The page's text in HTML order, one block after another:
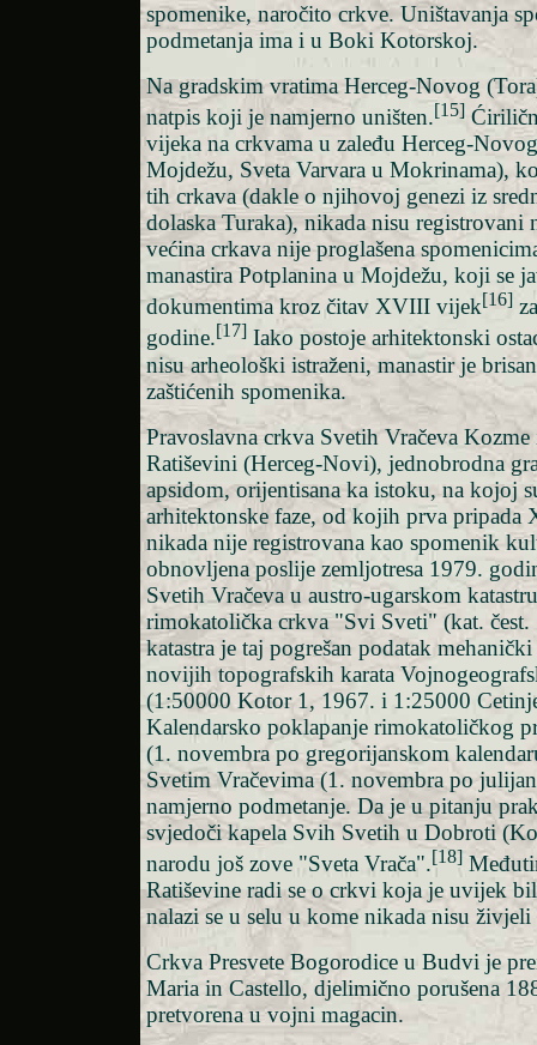
spomenike, naročito crkve. Uništavanja
podmetanja ima i u Boki Kotorskoj.
Na gradskim vratima Herceg-Novog
natpis koji je namjerno uništen.[15]
vijeka na crkvama u zaleđu Herceg-
Mojdežu, Sveta Varvara u Mokrinama),
tih crkava (dakle o njihovoj genezi iz
dolaska Turaka), nikada nisu registrovani
većina crkava nije proglašena
manastira Potplanina u Mojdežu, koji se
dokumentima kroz čitav XVIII vijek[16]
godine.[17] Iako postoje arhitektonski
nisu arheološki istraženi, manastir je
zaštićenih spomenika.
Pravoslavna crkva Svetih Vračeva
Ratiševini (Herceg-Novi), jednobrodna
apsidom, orijentisana ka istoku, na kojoj
arhitektonske faze, od kojih prva
nikada nije registrovana kao spomenik
obnovljena poslije zemljotresa 1979.
Svetih Vračeva u austro-ugarskom
rimokatolička crkva "Svi Sveti" (kat.
katastra je taj pogrešan podatak
novijih topografskih karata
(1:50000 Kotor 1, 1967. i 1:25000
Kalendarsko poklapanje rimokatoličkog
(1. novembra po gregorijanskom
Svetim Vračevima (1. novembra po
namjerno podmetanje. Da je u pitanju
svjedoči kapela Svih Svetih u Dobroti
narodu još zove "Sveta Vrača".[18]
Ratiševine radi se o crkvi koja je uvijek
nalazi se u selu u kome nikada nisu
Crkva Presvete Bogorodice u Budvi je
Maria in Castello, djelimično porušena
pretvorena u vojni magacin.